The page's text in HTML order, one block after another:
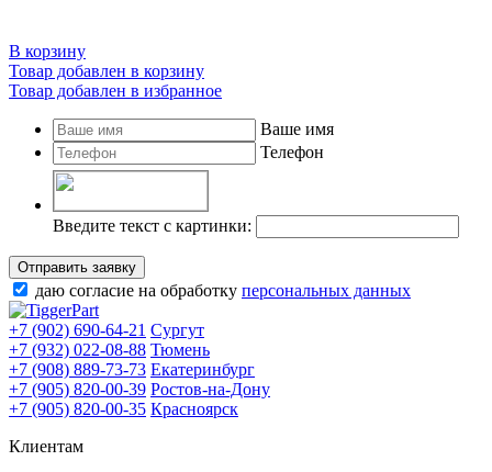
В корзину
Товар добавлен в корзину
Товар добавлен в избранное
Ваше имя
Телефон
Введите текст с картинки:
Отправить заявку
даю согласие на обработку персональных данных
+7 (902) 690-64-21 Сургут
+7 (932) 022-08-88 Тюмень
+7 (908) 889-73-73 Екатеринбург
+7 (905) 820-00-39 Ростов-на-Дону
+7 (905) 820-00-35 Красноярск
Клиентам